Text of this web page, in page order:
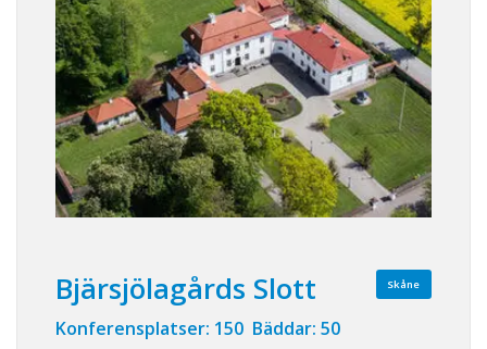
Skåne
Bjärsjölagårds Slott
Konferensplatser: 150 Bäddar: 50